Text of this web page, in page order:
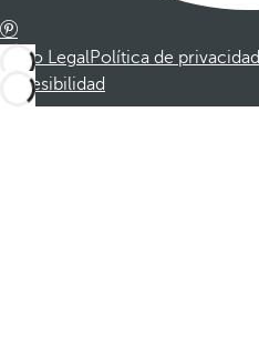
Aviso LegalPolítica de privacidad
Accesibilidad